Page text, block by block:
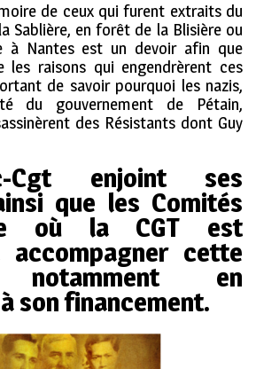
de ceux qui furent extraits du
Sablière, en forêt de la Blisière ou
à Nantes est un devoir afin que
les raisons qui engendrèrent ces
de savoir pourquoi les nazis,
du gouvernement de Pétain,
des Résistants dont Guy
Cgt enjoint ses
que les Comités
où la CGT est
accompagner cette
notamment en
son financement.